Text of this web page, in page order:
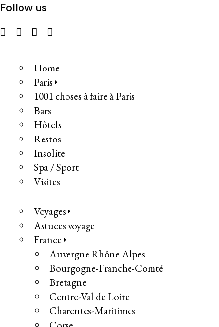
Follow us
Home
Paris
1001 choses à faire à Paris
Bars
Hôtels
Restos
Insolite
Spa / Sport
Visites
Voyages
Astuces voyage
France
Auvergne Rhône Alpes
Bourgogne-Franche-Comté
Bretagne
Centre-Val de Loire
Charentes-Maritimes